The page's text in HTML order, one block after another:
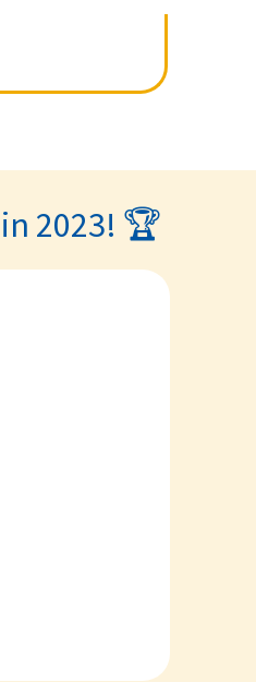
2023! 🏆